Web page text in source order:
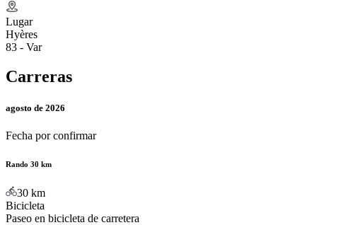
Lugar
Hyères
83 - Var
Carreras
agosto de 2026
Fecha por confirmar
Rando 30 km
30 km
Bicicleta
Paseo en bicicleta de carretera